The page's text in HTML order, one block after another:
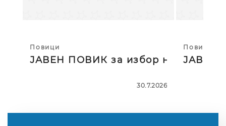
Повици
ЈАВЕН ПОВИК за избор на тројца
30.7.2026
Повици
ЈАВЕН